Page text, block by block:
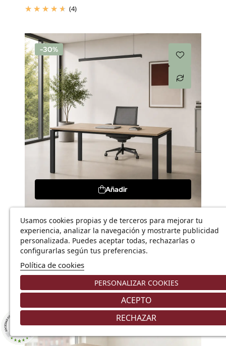
(4)
-30%
Añadir
Mesa de oficina Pórtico
604,27 € 422,99 €
-30%
Usamos cookies propias y de terceros para mejorar tu
experiencia, analizar la navegación y mostrarte publicidad
personalizada. Puedes aceptar todas, rechazarlas o
configurarlas según tus preferencias.
Política de cookies
PERSONALIZAR COOKIES
RECHAZAR
ACEPTO
8.9/10